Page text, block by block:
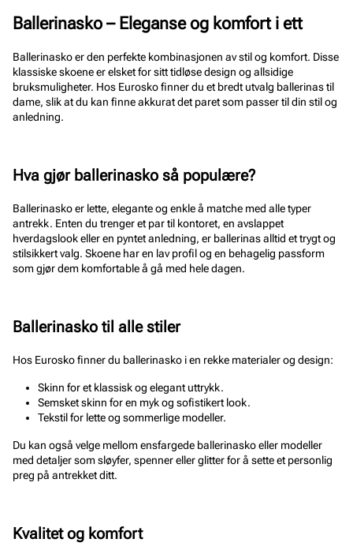
Ballerinasko – Eleganse og komfort i ett
Ballerinasko er den perfekte kombinasjonen av stil og komfort. Disse
klassiske skoene er elsket for sitt tidløse design og allsidige
bruksmuligheter. Hos Eurosko finner du et bredt utvalg ballerinas til
dame, slik at du kan finne akkurat det paret som passer til din stil og
anledning.
Hva gjør ballerinasko så populære?
Ballerinasko er lette, elegante og enkle å matche med alle typer
antrekk. Enten du trenger et par til kontoret, en avslappet
hverdagslook eller en pyntet anledning, er ballerinas alltid et trygt og
stilsikkert valg. Skoene har en lav profil og en behagelig passform
som gjør dem komfortable å gå med hele dagen.
Ballerinasko til alle stiler
Hos Eurosko finner du ballerinasko i en rekke materialer og design:
Skinn for et klassisk og elegant uttrykk.
Semsket skinn for en myk og sofistikert look.
Tekstil for lette og sommerlige modeller.
Du kan også velge mellom ensfargede ballerinasko eller modeller
med detaljer som sløyfer, spenner eller glitter for å sette et personlig
preg på antrekket ditt.
Kvalitet og komfort